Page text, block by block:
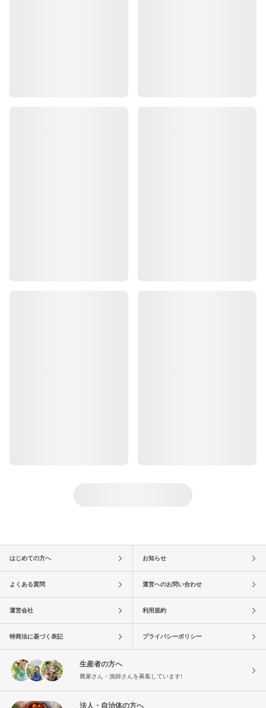
はじめての方へ お知らせ
よくある質問 運営へのお問い合わせ
運営会社 利用規約
特商法に基づく表記 プライバシーポリシー
生産者の方へ
農家さん・漁師さんを募集しています!
法人・自治体の方へ